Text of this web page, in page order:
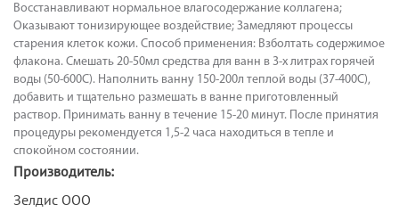
Восстанавливают нормальное влагосодержание коллагена;
Оказывают тонизирующее воздействие; Замедляют процессы
старения клеток кожи. Способ применения: Взболтать содержимое
флакона. Смешать 20-50мл средства для ванн в 3-х литрах горячей
воды (50-600С). Наполнить ванну 150-200л теплой воды (37-400С),
добавить и тщательно размешать в ванне приготовленный
раствор. Принимать ванну в течение 15-20 минут. После принятия
процедуры рекомендуется 1,5-2 часа находиться в тепле и
спокойном состоянии.
Производитель:
Зелдис ООО